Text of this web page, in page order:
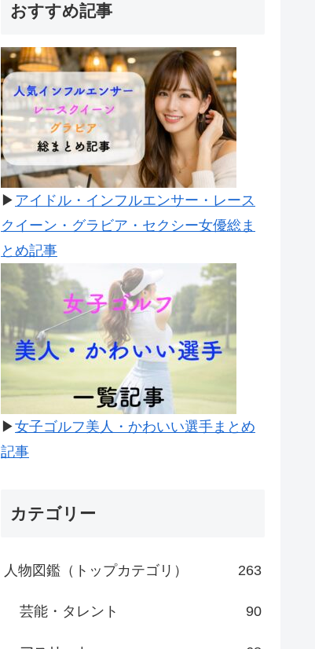
おすすめ記事
▶ アイドル・インフルエンサー・レース
クイーン・グラビア・セクシー女優総ま
とめ記事
▶女子ゴルフ美人・かわいい選手まとめ
記事
カテゴリー
人物図鑑（トップカテゴリ） 263
芸能・タレント 90